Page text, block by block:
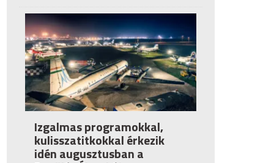
Izgalmas programokkal,
kulisszatitkokkal érkezik
idén augusztusban a